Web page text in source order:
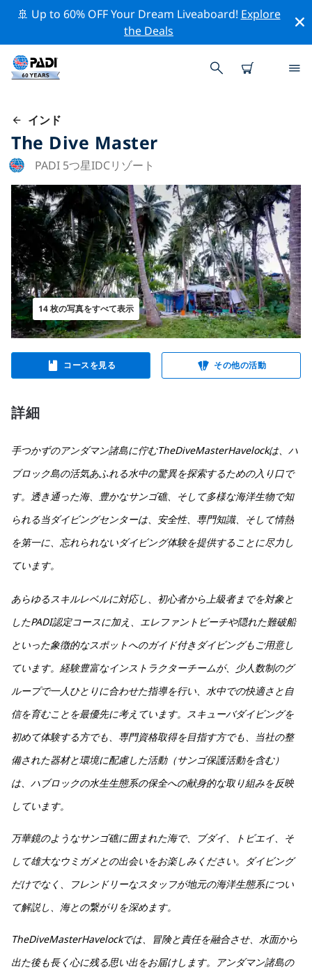
🚢 Up to 60% OFF Your Dream Liveaboard! Explore
the Deals
インド
The Dive Master
PADI 5つ星IDCリゾート
14 枚の写真をすべて表示
コースを見る その他の活動
詳細
手つかずのアンダマン諸島に佇むTheDiveMasterHavelockは、ハ
ブロック島の活気あふれる水中の驚異を探索するための入り口で
す。透き通った海、豊かなサンゴ礁、そして多様な海洋生物で知
られる当ダイビングセンターは、安全性、専門知識、そして情熱
を第一に、忘れられないダイビング体験を提供することに尽力し
ています。
あらゆるスキルレベルに対応し、初心者から上級者までを対象と
したPADI認定コースに加え、エレファントビーチや隠れた難破船
といった象徴的なスポットへのガイド付きダイビングもご用意し
ています。経験豊富なインストラクターチームが、少人数制のグ
ループで一人ひとりに合わせた指導を行い、水中での快適さと自
信を育むことを最優先に考えています。スキューバダイビングを
初めて体験する方でも、専門資格取得を目指す方でも、当社の整
備された器材と環境に配慮した活動（サンゴ保護活動を含む）
は、ハブロックの水生生態系の保全への献身的な取り組みを反映
しています。
万華鏡のようなサンゴ礁に囲まれた海で、ブダイ、トビエイ、そ
して雄大なウミガメとの出会いをお楽しみください。ダイビング
だけでなく、フレンドリーなスタッフが地元の海洋生態系につい
て解説し、海との繋がりを深めます。
TheDiveMasterHavelockでは、冒険と責任を融合させ、水面から
出た後も長く心に残る思い出をお届けします。アンダマン諸島の